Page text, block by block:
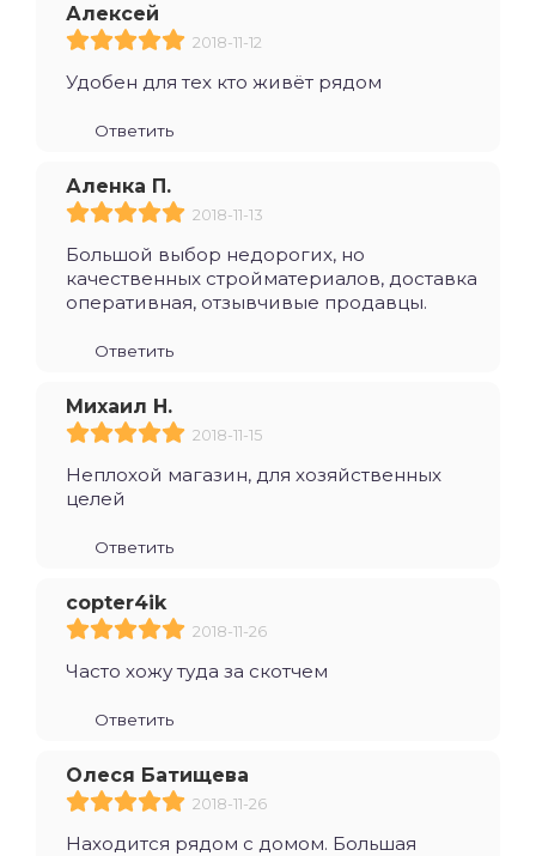
Алексей
2018-11-12
Удобен для тех кто живёт рядом
Ответить
Аленка П.
2018-11-13
Большой выбор недорогих, но
качественных стройматериалов, доставка
оперативная, отзывчивые продавцы.
Ответить
Михаил Н.
2018-11-15
Неплохой магазин, для хозяйственных
целей
Ответить
copter4ik
2018-11-26
Часто хожу туда за скотчем
Ответить
Олеся Батищева
2018-11-26
Находится рядом с домом. Большая